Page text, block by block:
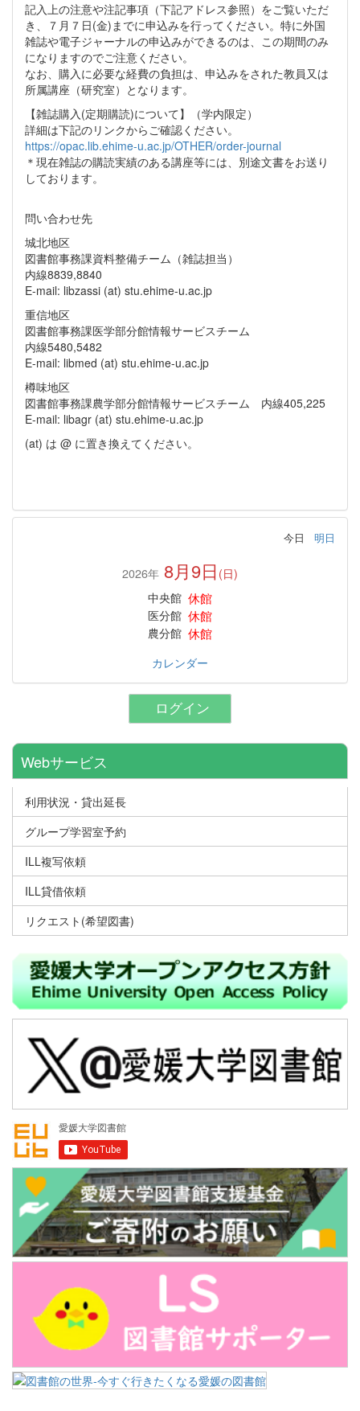
記入上の注意や注記事項（下記アドレス参照）をご覧いただ
き、７月７日(金)までに申込みを行ってください。特に外国
雑誌や電子ジャーナルの申込みができるのは、この期間のみ
になりますのでご注意ください。
なお、購入に必要な経費の負担は、申込みをされた教員又は
所属講座（研究室）となります。
【雑誌購入(定期購読)について】（学内限定）
詳細は下記のリンクからご確認ください。
https://opac.lib.ehime-u.ac.jp/OTHER/order-journal
＊現在雑誌の購読実績のある講座等には、別途文書をお送り
しております。
問い合わせ先
城北地区
図書館事務課資料整備チーム（雑誌担当）
内線8839,8840
E-mail: libzassi (at) stu.ehime-u.ac.jp
重信地区
図書館事務課医学部分館情報サービスチーム
内線5480,5482
E-mail: libmed (at) stu.ehime-u.ac.jp
樽味地区
図書館事務課農学部分館情報サービスチーム 内線405,225
E-mail: libagr (at) stu.ehime-u.ac.jp
(at) は @ に置き換えてください。
今日 明日
2026年 8月9日 (日)
中央館 休館
医分館 休館
農分館 休館
カレンダー
ログイン
Webサービス
利用状況・貸出延長
グループ学習室予約
ILL複写依頼
ILL貸借依頼
リクエスト(希望図書)